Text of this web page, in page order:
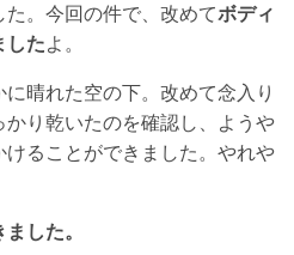
。今回の件で、改めてボディ
したよ。
晴れた空の下。改めて念入り
り乾いたのを確認し、ようや
けることができました。やれや
した。